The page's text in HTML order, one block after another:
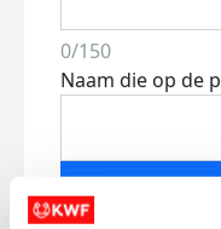
0/150
Naam die op de